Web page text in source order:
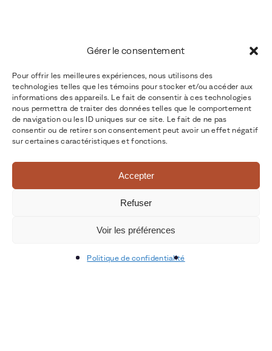
Gérer le consentement
Pour offrir les meilleures expériences, nous utilisons des
technologies telles que les témoins pour stocker et/ou accéder aux
informations des appareils. Le fait de consentir à ces technologies
nous permettra de traiter des données telles que le comportement
de navigation ou les ID uniques sur ce site. Le fait de ne pas
consentir ou de retirer son consentement peut avoir un effet négatif
sur certaines caractéristiques et fonctions.
Accepter
Refuser
Voir les préférences
Politique de confidentialité